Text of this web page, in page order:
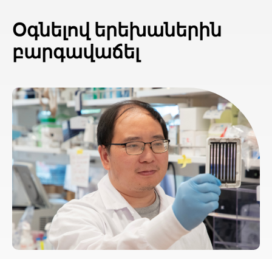
Օգնելով երեխաներին
բարգավաճել